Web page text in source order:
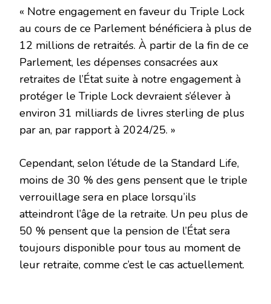
« Notre engagement en faveur du Triple Lock
au cours de ce Parlement bénéficiera à plus de
12 millions de retraités. À partir de la fin de ce
Parlement, les dépenses consacrées aux
retraites de l’État suite à notre engagement à
protéger le Triple Lock devraient s’élever à
environ 31 milliards de livres sterling de plus
par an, par rapport à 2024/25. »
Cependant, selon l’étude de la Standard Life,
moins de 30 % des gens pensent que le triple
verrouillage sera en place lorsqu’ils
atteindront l’âge de la retraite. Un peu plus de
50 % pensent que la pension de l’État sera
toujours disponible pour tous au moment de
leur retraite, comme c’est le cas actuellement.